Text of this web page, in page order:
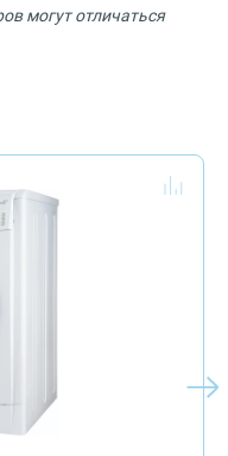
могут отличаться